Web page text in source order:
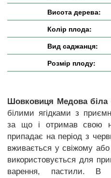
Висота дерева:
Колір плода:
Вид саджанця:
Розмір плоду:
Шовковиця Медова біла
білими ягідками з
за що і отримав свою
припадає на період з
вживається у свіжому
використовується для
варення, пастили. В